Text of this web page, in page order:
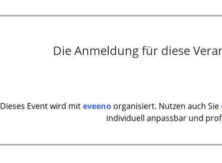
Die Anmeldung für diese
Dieses Event wird miteveeno organisiert. Nutzen auch Sie
individuell anpassbar und